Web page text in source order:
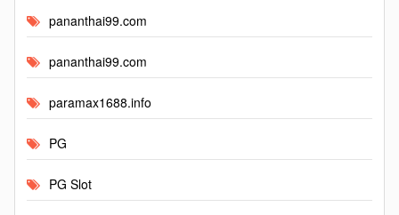
pananthai99.com
pananthai99.com
paramax1688.info
PG
PG Slot